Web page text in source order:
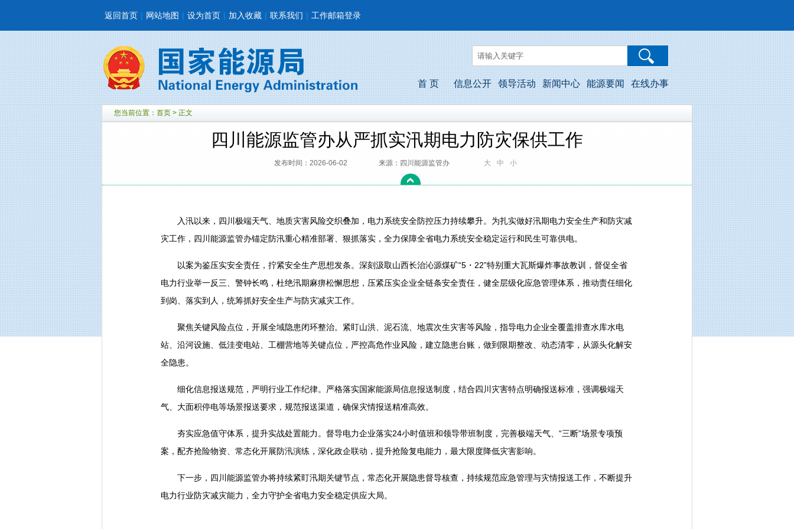
返回首页 | 网站地图 | 设为首页 | 加入收藏 | 联系我们 | 工作邮箱登录
首 页 信息公开 领导活动 新闻中心 能源要闻 在线办事
您当前位置： 首页 > 正文
四川能源监管办从严抓实汛期电力防灾保供工作
发布时间：2026-06-02 来源：四川能源监管办 大 中 小
入汛以来，四川极端天气、地质灾害风险交织叠加，电力系统安全防控压力持续攀升。为扎实做好汛期电力安全生产和防灾减
灾工作，四川能源监管办锚定防汛重心精准部署、狠抓落实，全力保障全省电力系统安全稳定运行和民生可靠供电。
以案为鉴压实安全责任，拧紧安全生产思想发条。深刻汲取山西长治沁源煤矿“5・22”特别重大瓦斯爆炸事故教训，督促全省
电力行业举一反三、警钟长鸣，杜绝汛期麻痹松懈思想，压紧压实企业全链条安全责任，健全层级化应急管理体系，推动责任细化
到岗、落实到人，统筹抓好安全生产与防灾减灾工作。
聚焦关键风险点位，开展全域隐患闭环整治。紧盯山洪、泥石流、地震次生灾害等风险，指导电力企业全覆盖排查水库水电
站、沿河设施、低洼变电站、工棚营地等关键点位，严控高危作业风险，建立隐患台账，做到限期整改、动态清零，从源头化解安
全隐患。
细化信息报送规范，严明行业工作纪律。严格落实国家能源局信息报送制度，结合四川灾害特点明确报送标准，强调极端天
气、大面积停电等场景报送要求，规范报送渠道，确保灾情报送精准高效。
夯实应急值守体系，提升实战处置能力。督导电力企业落实24小时值班和领导带班制度，完善极端天气、“三断”场景专项预
案，配齐抢险物资、常态化开展防汛演练，深化政企联动，提升抢险复电能力，最大限度降低灾害影响。
下一步，四川能源监管办将持续紧盯汛期关键节点，常态化开展隐患督导核查，持续规范应急管理与灾情报送工作，不断提升
电力行业防灾减灾能力，全力守护全省电力安全稳定供应大局。